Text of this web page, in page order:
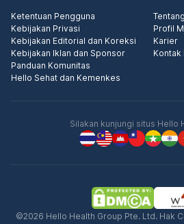
Ketentuan Pengguna
Kebijakan Privasi
Kebijakan Editorial dan Koreksi
Kebijakan Iklan dan Sponsor
Panduan Komunitas
Hello Sehat dan Kemenkes
Profil
Karier
Kontak
Silakan kunjungi situs Hello
©2026 Hello Health Group Pte. Ltd. Hak